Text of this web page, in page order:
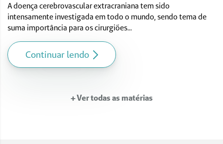
A doença cerebrovascular extracraniana tem sido
intensamente investigada em todo o mundo, sendo tema de
suma importância para os cirurgiões...
Continuar lendo
+ Ver todas as matérias